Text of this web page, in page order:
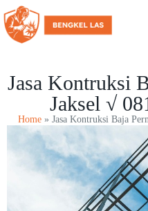
Jasa Kontruksi
Jaksel √
Home » Jasa Kontruksi Baja